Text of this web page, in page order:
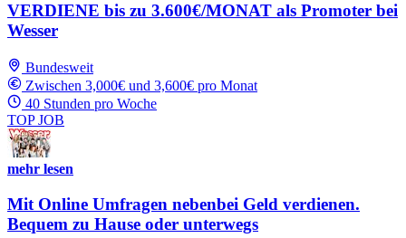
VERDIENE bis zu 3.600€/MONAT als Promoter bei
Wesser
Bundesweit
Zwischen 3,000€ und 3,600€ pro Monat
40 Stunden pro Woche
TOP JOB
mehr lesen
Mit Online Umfragen nebenbei Geld verdienen.
Bequem zu Hause oder unterwegs